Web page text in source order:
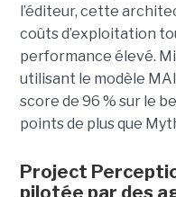
l’éditeur, cette
coûts d’exploitation
performance élevé.
utilisant le modèle
score de 96 % sur le
points de plus que
Project
pilotée par des